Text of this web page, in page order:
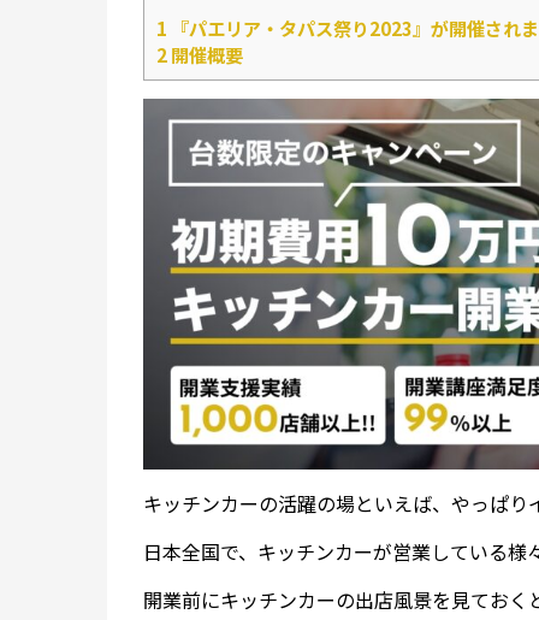
1 『パエリア・タパス祭り2023』が開催され
2開催概要
キッチンカーの活躍の場といえば、やっぱり
日本全国で、キッチンカーが営業している
開業前にキッチンカーの出店風景を見てお